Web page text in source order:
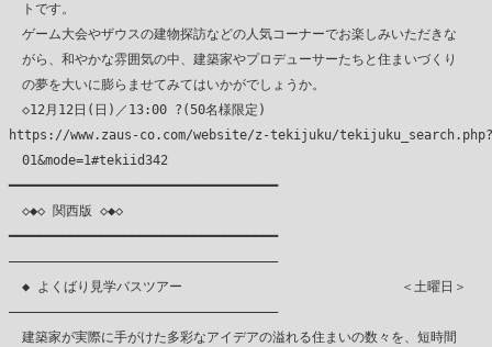
トです。
ゲーム大会やザウスの建物探訪などの人気コーナーでお楽しみいただきな
がら、和やかな雰囲気の中、建築家やプロデューサーたちと住まいづくり
の夢を大いに膨らませてみてはいかがでしょうか。
◇12月12日(日)／13:00 ?(50名様限定)
https://www.zaus-co.com/website/z-tekijuku/
01&mode=1#tekiid342
━━━━━━━━━━━━━━━━━━━━━━━━━━━━━━━━━━━
◇◆◇ 関西版 ◇◆◇
━━━━━━━━━━━━━━━━━━━━━━━━━━━━━━━━━━━
―――――――――――――――――――――――――――――――――――
◆ よくばり見学バスツアー 　　　　　　　　　　　　　　　　＜土曜日＞
―――――――――――――――――――――――――――――――――――
建築家が実際に手がけた多彩なアイデアの溢れる住まいの数々を、短時間